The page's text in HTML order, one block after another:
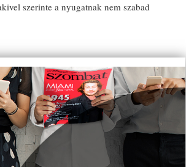
szerinte a nyugatnak nem szabad